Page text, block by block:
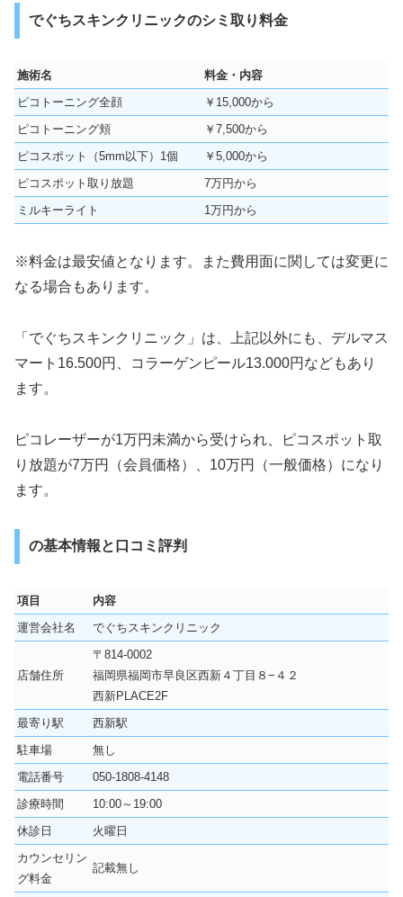
でぐちスキンクリニックのシミ取り料金
施術名
料金・内容
ピコトーニング全顔
￥15,000から
ピコトーニング頬
￥7,500から
ピコスポット（5mm以下）1個
￥5,000から
ピコスポット取り放題
7万円から
ミルキーライト
1万円から
※料金は最安値となります。また費用面に関しては変更に
なる場合もあります。
「でぐちスキンクリニック」は、上記以外にも、デルマス
マート16.500円、コラーゲンピール13.000円などもあり
ます。
ピコレーザーが1万円未満から受けられ、ピコスポット取
り放題が7万円（会員価格）、10万円（一般価格）になり
ます。
の基本情報と口コミ評判
項目
内容
運営会社名
でぐちスキンクリニック
店舗住所
〒814-0002
福岡県福岡市早良区西新４丁目８−４２
西新PLACE2F
最寄り駅
西新駅
駐車場
無し
電話番号
050-1808-4148
診療時間
10:00～19:00
休診日
火曜日
カウンセリン
グ料金
記載無し